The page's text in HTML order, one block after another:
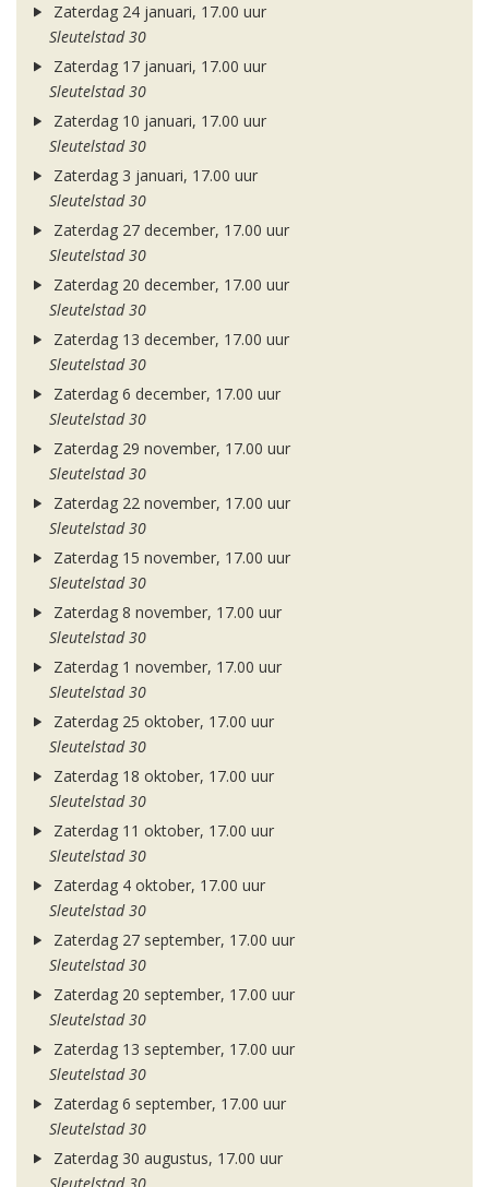
Zaterdag 24 januari, 17.00 uur
Sleutelstad 30
Zaterdag 17 januari, 17.00 uur
Sleutelstad 30
Zaterdag 10 januari, 17.00 uur
Sleutelstad 30
Zaterdag 3 januari, 17.00 uur
Sleutelstad 30
Zaterdag 27 december, 17.00 uur
Sleutelstad 30
Zaterdag 20 december, 17.00 uur
Sleutelstad 30
Zaterdag 13 december, 17.00 uur
Sleutelstad 30
Zaterdag 6 december, 17.00 uur
Sleutelstad 30
Zaterdag 29 november, 17.00 uur
Sleutelstad 30
Zaterdag 22 november, 17.00 uur
Sleutelstad 30
Zaterdag 15 november, 17.00 uur
Sleutelstad 30
Zaterdag 8 november, 17.00 uur
Sleutelstad 30
Zaterdag 1 november, 17.00 uur
Sleutelstad 30
Zaterdag 25 oktober, 17.00 uur
Sleutelstad 30
Zaterdag 18 oktober, 17.00 uur
Sleutelstad 30
Zaterdag 11 oktober, 17.00 uur
Sleutelstad 30
Zaterdag 4 oktober, 17.00 uur
Sleutelstad 30
Zaterdag 27 september, 17.00 uur
Sleutelstad 30
Zaterdag 20 september, 17.00 uur
Sleutelstad 30
Zaterdag 13 september, 17.00 uur
Sleutelstad 30
Zaterdag 6 september, 17.00 uur
Sleutelstad 30
Zaterdag 30 augustus, 17.00 uur